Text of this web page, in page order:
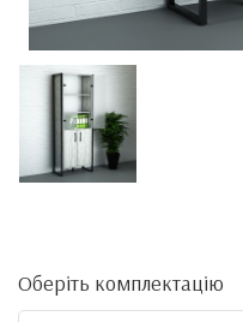
Оберіть комплектацію